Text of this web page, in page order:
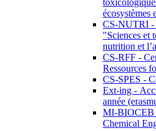
écosystèmes
CS-NUTRI -
"Sciences et
nutrition et
CS-RFF -
Ressources
CS-SPES -
Ext-ing -
année
MI-BIOCEB
Chemical